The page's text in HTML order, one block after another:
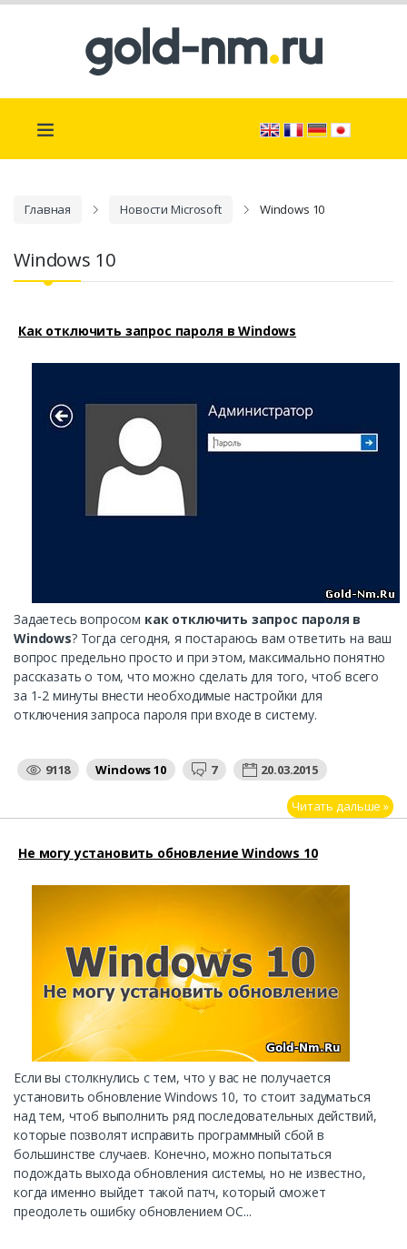
Главная Новости Microsoft Windows 10
Windows 10
Как отключить запрос пароля в Windows
Задаетесь вопросом как отключить запрос пароля в
Windows? Тогда сегодня, я постараюсь вам ответить на ваш
вопрос предельно просто и при этом, максимально понятно
рассказать о том, что можно сделать для того, чтоб всего
за 1-2 минуты внести необходимые настройки для
отключения запроса пароля при входе в систему.
9118 Windows 10 7 20.03.2015
Читать дальше »
Не могу установить обновление Windows 10
Если вы столкнулись с тем, что у вас не получается
установить обновление Windows 10, то стоит задуматься
над тем, чтоб выполнить ряд последовательных действий,
которые позволят исправить программный сбой в
большинстве случаев. Конечно, можно попытаться
подождать выхода обновления системы, но не известно,
когда именно выйдет такой патч, который сможет
преодолеть ошибку обновлением ОС...